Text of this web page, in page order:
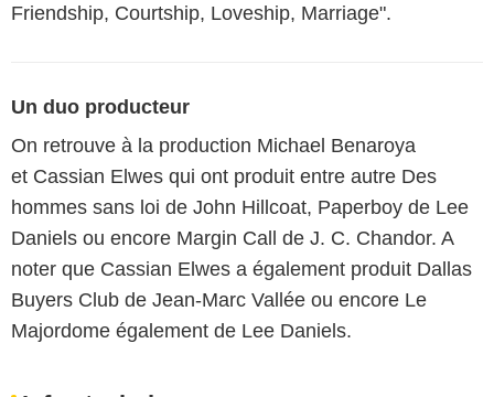
Friendship, Courtship, Loveship, Marriage".
Un duo producteur
On retrouve à la production Michael Benaroya
et Cassian Elwes qui ont produit entre autre Des
hommes sans loi de John Hillcoat, Paperboy de Lee
Daniels ou encore Margin Call de J. C. Chandor. A
noter que Cassian Elwes a également produit Dallas
Buyers Club de Jean-Marc Vallée ou encore Le
Majordome également de Lee Daniels.